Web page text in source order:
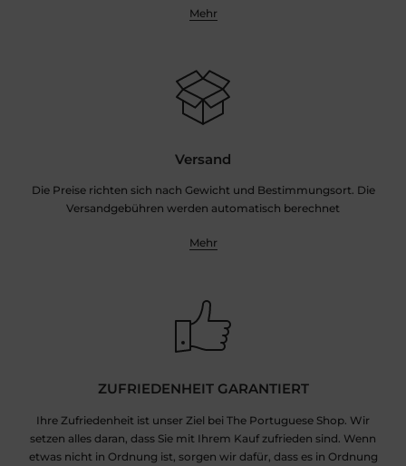
Mehr
Versand
Die Preise richten sich nach Gewicht und Bestimmungsort. Die
Versandgebühren werden automatisch berechnet
Mehr
ZUFRIEDENHEIT GARANTIERT
Ihre Zufriedenheit ist unser Ziel bei The Portuguese Shop. Wir
setzen alles daran, dass Sie mit Ihrem Kauf zufrieden sind. Wenn
etwas nicht in Ordnung ist, sorgen wir dafür, dass es in Ordnung